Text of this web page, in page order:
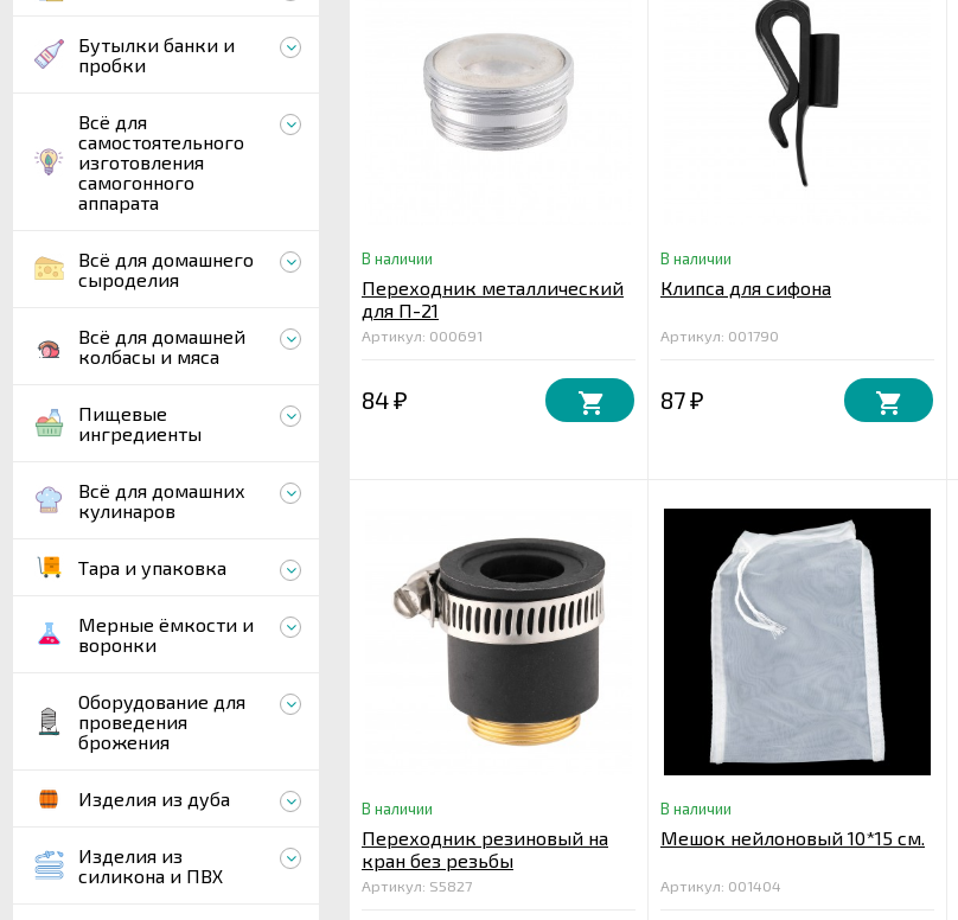
Бутылки банки и
пробки
Всё для
самостоятельного
изготовления
самогонного
аппарата
Всё для домашнего
сыроделия
Всё для домашней
колбасы и мяса
Пищевые
ингредиенты
Всё для домашних
кулинаров
Тара и упаковка
Мерные ёмкости и
воронки
Оборудование для
проведения
брожения
Изделия из дуба
Изделия из
силикона и ПВХ
В наличии
Переходник металлический
для П-21
Артикул: 000691
84 ₽
В наличии
Клипса для сифона
Артикул: 001790
87 ₽
В наличии
Переходник резиновый на
кран без резьбы
Артикул: S5827
В наличии
Мешок нейлоновый 10*15 см.
Артикул: 001404